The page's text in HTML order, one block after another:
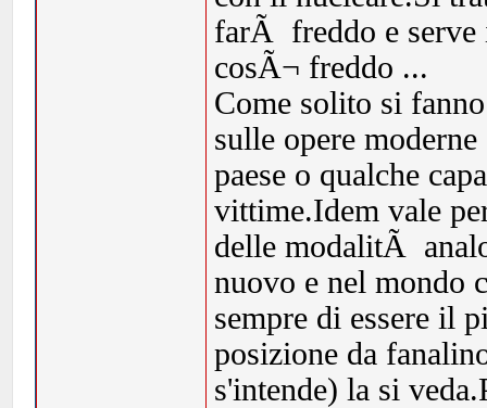
farÃ freddo e
cosÃ¬ freddo ...
Come solito si
sulle opere
paese o qualche
vittime.Idem vale
delle modalitÃ
nuovo e nel mondo
sempre di essere il
posizione da
s'intende) la si